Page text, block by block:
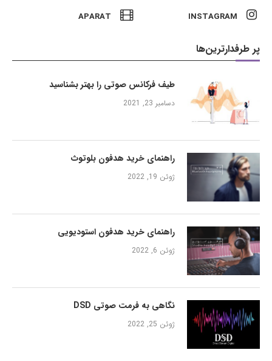
INSTAGRAM
APARAT
پر طرفدارترین‌ها
طیف فرکانس صوتی را بهتر بشناسید
دسامبر 23, 2021
راهنمای خرید هدفون بلوتوث
ژوئن 19, 2022
راهنمای خرید هدفون استودیویی
ژوئن 6, 2022
نگاهی به فرمت صوتی DSD
ژوئن 25, 2022